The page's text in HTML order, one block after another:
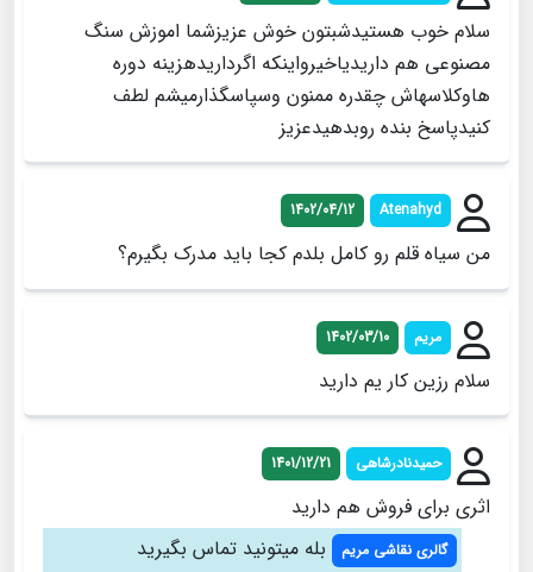
سلام خوب هستیدشبتون خوش عزیزشما اموزش سنگ
مصنوعی هم داریدیاخیرواینکه اگرداریدهزینه دوره
هاوکلاسهاش چقدره ممنون وسپاسگذارمیشم لطف
کنیدپاسخ بنده روبدهیدعزیز
Atenahyd
1402/04/12
من سیاه قلم رو کامل بلدم کجا باید مدرک بگیرم؟
مریم 1402/03/10
سلام رزین کار یم دارید
حمیدنادرشاهی 1401/12/21
اثری برای فروش هم دارید
گالری نقاشی مریم بله میتونید تماس بگیرید